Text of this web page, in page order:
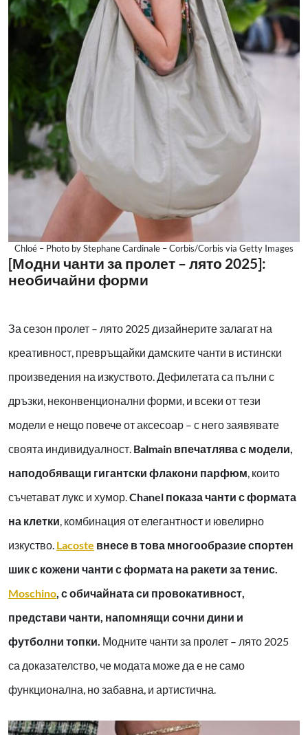
Chloé – Photo by Stephane Cardinale – Corbis/Corbis via Getty Images
[Модни чанти за пролет – лято 2025]:
необичайни форми
За сезон пролет – лято 2025 дизайнерите залагат на
креативност, превръщайки дамските чанти в истински
произведения на изкуството. Дефилетата са пълни с
дръзки, неконвенционални форми, и всеки от тези
модели е нещо повече от аксесоар – с него заявявате
своята индивидуалност. Balmain впечатлява с модели,
наподобяващи гигантски флакони парфюм, които
съчетават лукс и хумор.Chanel показа чанти с формата
на клетки, комбинация от елегантност и ювелирно
изкуство. Lacoste внесе в това многообразие спортен
шик с кожени чанти с формата на ракети за тенис.
Moschino, с обичайната си провокативност,
представи чанти, напомнящи сочни дини и
футболни топки. Модните чанти за пролет – лято 2025
са доказателство, че модата може да е не само
функционална, но забавна, и артистична.